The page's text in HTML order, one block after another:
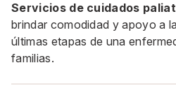
Servicios de cuidados
brindar comodidad y apoyo a
últimas etapas de una
familias.